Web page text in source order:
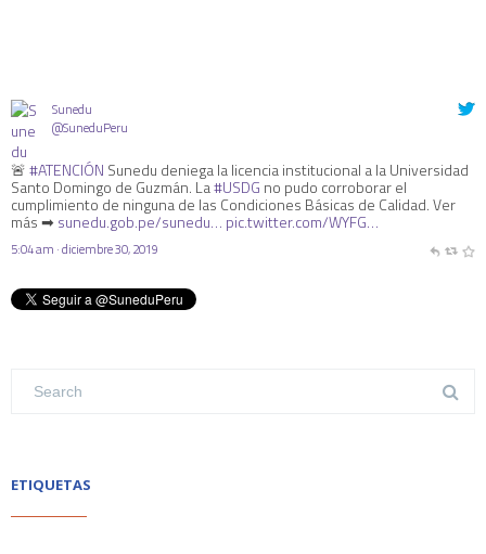
Sunedu
@SuneduPeru
🚨#ATENCIÓN Sunedu deniega la licencia institucional a la Universidad
Santo Domingo de Guzmán. La#USDG no pudo corroborar el
cumplimiento de ninguna de las Condiciones Básicas de Calidad. Ver
más ➡ sunedu.gob.pe/sunedu… pic.twitter.com/WYFG…
5:04 am · diciembre 30, 2019
ETIQUETAS